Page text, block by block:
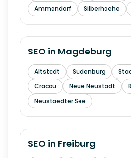
Ammendorf
Silberhoehe
SEO in Magdeburg
Altstadt Sudenburg
Cracau
Neue Neustadt
Neustaedter See
SEO in Freiburg